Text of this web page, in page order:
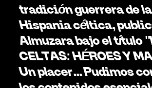
tradición guerrera de la
Hispania céltica,
Almuzara bajo el título
CELTAS: HÉROES Y
Un placer... Pudimos